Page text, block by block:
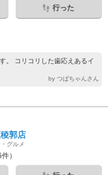
行った
。 コリコリした歯応えあるイ
by つばちゃんさん
郭店
グルメ
件）